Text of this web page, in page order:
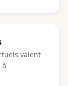
valent
à